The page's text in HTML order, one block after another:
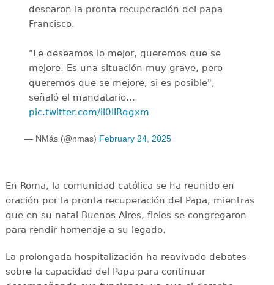
desearon la pronta recuperación del papa
Francisco.
"Le deseamos lo mejor, queremos que se
mejore. Es una situación muy grave, pero
queremos que se mejore, si es posible",
señaló el mandatario…
pic.twitter.com/il0IIRqgxm
— NMás (@nmas) February 24, 2025
En Roma, la comunidad católica se ha reunido en
oración por la pronta recuperación del Papa, mientras
que en su natal Buenos Aires, fieles se congregaron
para rendir homenaje a su legado.
La prolongada hospitalización ha reavivado debates
sobre la capacidad del Papa para continuar